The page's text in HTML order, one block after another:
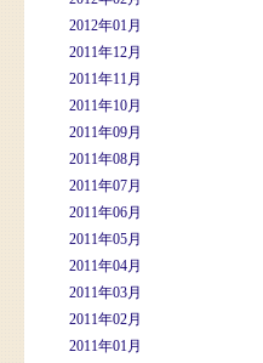
2012年01月
2011年12月
2011年11月
2011年10月
2011年09月
2011年08月
2011年07月
2011年06月
2011年05月
2011年04月
2011年03月
2011年02月
2011年01月